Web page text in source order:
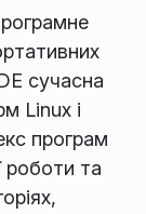
сучасна
Linux і
програм
роботи та